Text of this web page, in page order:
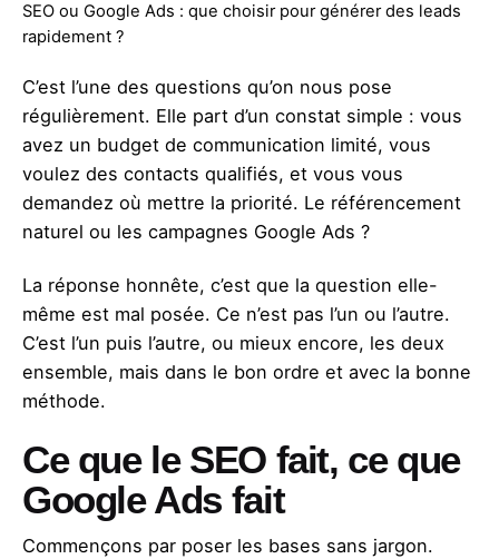
SEO ou Google Ads : que choisir pour générer des leads
rapidement ?
C’est l’une des questions qu’on nous pose
régulièrement. Elle part d’un constat simple : vous
avez un budget de communication limité, vous
voulez des contacts qualifiés, et vous vous
demandez où mettre la priorité. Le référencement
naturel ou les campagnes Google Ads ?
La réponse honnête, c’est que la question elle-
même est mal posée. Ce n’est pas l’un ou l’autre.
C’est l’un puis l’autre, ou mieux encore, les deux
ensemble, mais dans le bon ordre et avec la bonne
méthode.
Ce que le SEO fait, ce que
Google Ads fait
Commençons par poser les bases sans jargon.